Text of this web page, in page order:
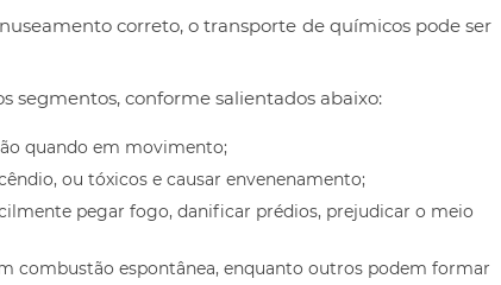
correto, otransporte de químicospode ser
segmentos, conforme salientados abaixo:
quando em movimento;
ou tóxicos e causar envenenamento;
pegar fogo, danificar prédios, prejudicar o meio
combustão espontânea, enquanto outros podem formar